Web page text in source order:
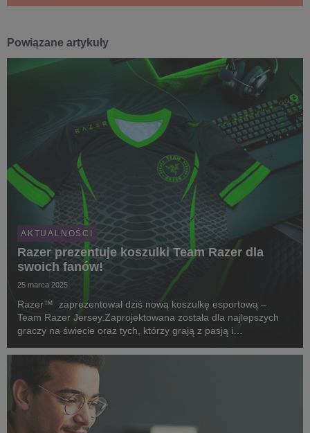
Powiązane artykuły
AKTUALNOŚCI
Razer prezentuje koszulki Team Razer dla
swoich fanów!
25 marca 2025
Razer™ zaprezentował dziś nową koszulkę esportową –
Team Razer Jersey.Zaprojektowana została dla najlepszych
graczy na świecie oraz tych, którzy grają z pasją i